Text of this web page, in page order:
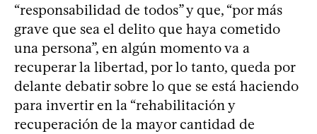
“responsabilidad de todos” y que, “por más
grave que sea el delito que haya cometido
una persona”, en algún momento va a
recuperar la libertad, por lo tanto, queda por
delante debatir sobre lo que se está haciendo
para invertir en la “rehabilitación y
recuperación de la mayor cantidad de